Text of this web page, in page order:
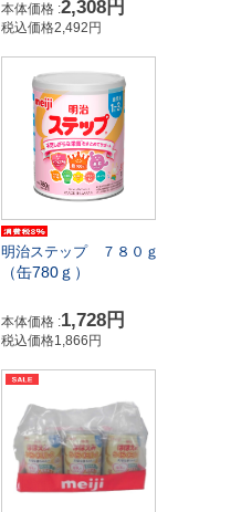
本体価格 :2,308円
税込価格2,492円
明治ステップ ７８０ｇ
（缶780ｇ）
本体価格 :1,728円
税込価格1,866円